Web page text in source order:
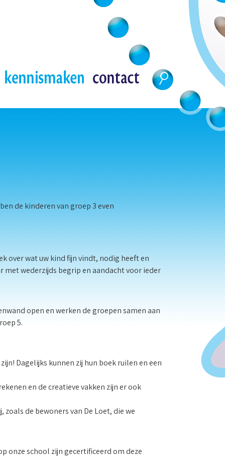
de kinderen van groep 3 even
over wat uw kind fijn vindt, nodig heeft en
met wederzijds begrip en aandacht voor ieder
open en werken de groepen samen aan
5.
Dagelijks kunnen zij hun boek ruilen en een
en de creatieve vakken zijn er ook
de bewoners van De Loet, die we
onze school zijn gecertificeerd om deze